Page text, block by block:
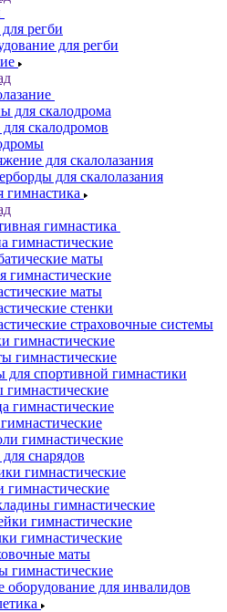
регби
для регби
для скалодрома
скалодромов
для скалолазания
для скалолазания
гимнастика
гимнастика
гимнастические
маты
гимнастические
маты
стенки
страховочные системы
гимнастические
гимнастические
для спортивной гимнастики
гимнастические
гимнастические
гимнастические
снарядов
гимнастические
гимнастические
гимнастические
гимнастические
гимнастические
маты
гимнастические
оборудование для инвалидов